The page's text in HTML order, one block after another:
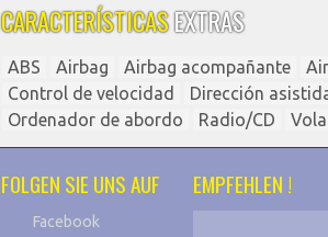
CARACTERÍSTICASEXTRAS
ABS Airbag Airbag acompañante
Control de velocidad
Dirección
Ordenador de abordo
Radio/CD
FOLGEN SIE UNS AUF
Facebook
EMPFEHLEN !